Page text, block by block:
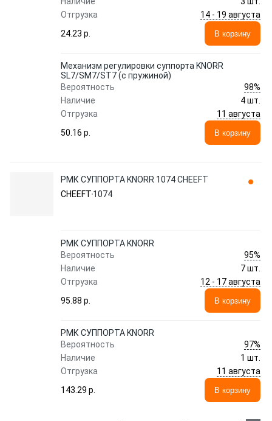
Отгрузка
14 - 19 августа
24.23 p.
В корзину
Механизм регулировки суппорта KNORR
SL7/SM7/ST7 (с пружиной)
Вероятность
98%
Наличие
4 шт.
Отгрузка
11 августа
50.16 p.
В корзину
РМК СУППОРТА KNORR 1074 CHEEFT
CHEEFT 1074
РМК СУППОРТА KNORR
Вероятность
95%
Наличие
7 шт.
Отгрузка
12 - 17 августа
95.88 p.
В корзину
РМК СУППОРТА KNORR
Вероятность
97%
Наличие
1 шт.
Отгрузка
11 августа
143.29 p.
В корзину